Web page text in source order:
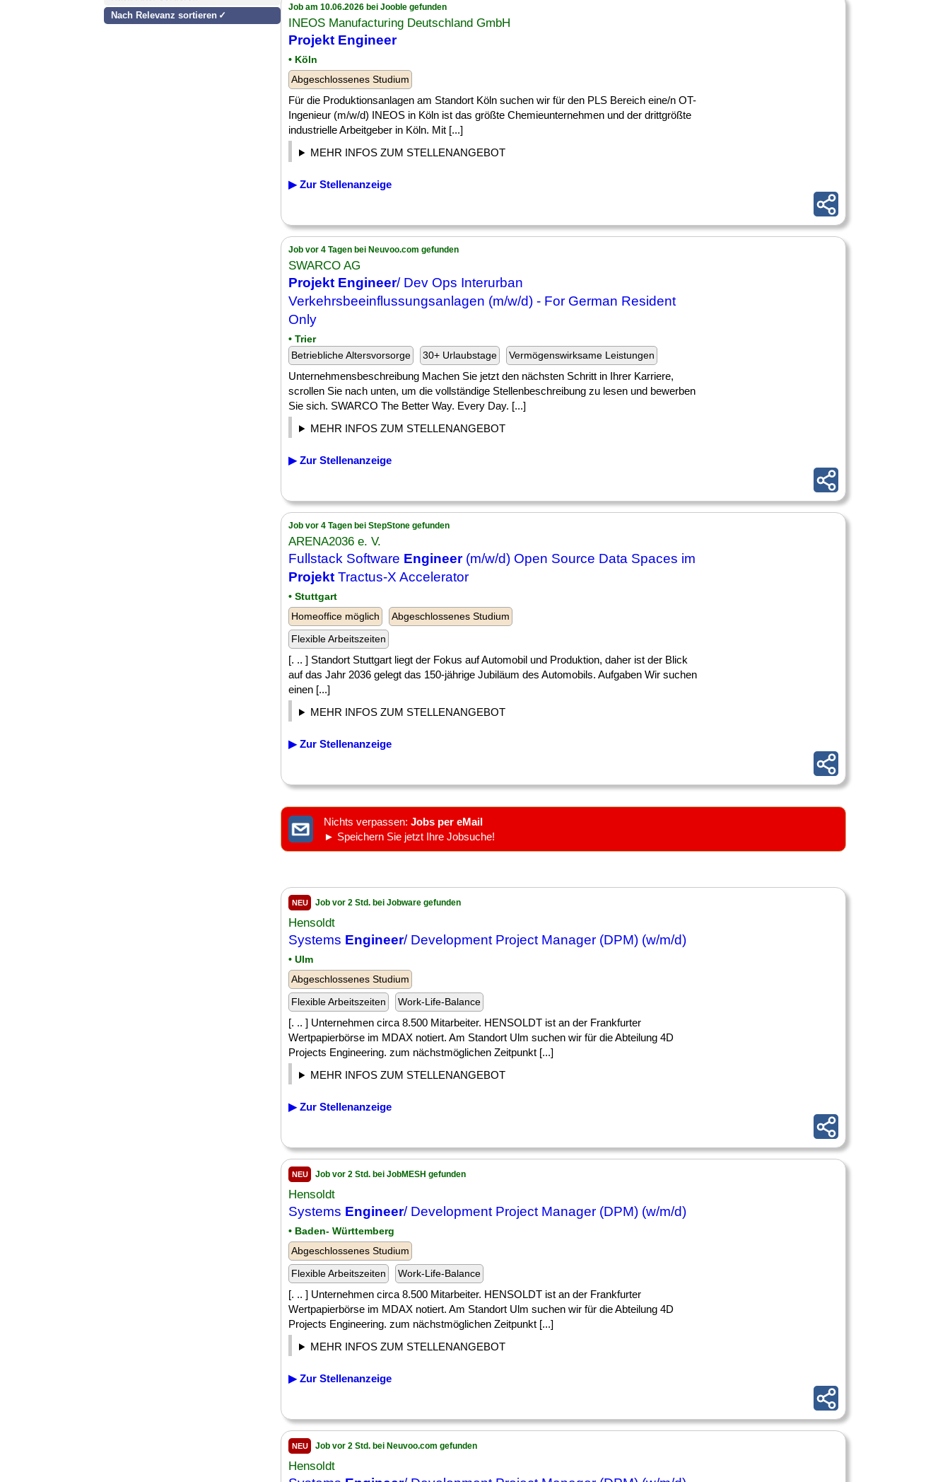
Nach Relevanz sortieren
Job am 10.06.2026 bei Jooble gefunden
INEOS Manufacturing Deutschland GmbH
Projekt Engineer
• Köln
Abgeschlossenes Studium
Für die Produktionsanlagen am Standort Köln suchen wir für den PLS Bereich eine/n OT-
Ingenieur (m/w/d) INEOS in Köln ist das größte Chemieunternehmen und der drittgrößte
industrielle Arbeitgeber in Köln. Mit [...]
MEHR INFOS ZUM STELLENANGEBOT
▶ Zur Stellenanzeige
Job vor 4 Tagen bei Neuvoo.com gefunden
SWARCO AG
Projekt Engineer/ Dev Ops Interurban
Verkehrsbeeinflussungsanlagen (m/w/d) - For German Resident
Only
• Trier
Betriebliche Altersvorsorge
30+ Urlaubstage Vermögenswirksame Leistungen
Unternehmensbeschreibung Machen Sie jetzt den nächsten Schritt in Ihrer Karriere,
scrollen Sie nach unten, um die vollständige Stellenbeschreibung zu lesen und bewerben
Sie sich. SWARCO The Better Way. Every Day. [...]
MEHR INFOS ZUM STELLENANGEBOT
▶ Zur Stellenanzeige
Job vor 4 Tagen bei StepStone gefunden
ARENA2036 e. V.
Fullstack Software Engineer(m/w/d) Open Source Data Spaces im
Projekt Tractus-X Accelerator
• Stuttgart
Homeoffice möglich
Abgeschlossenes Studium
Flexible Arbeitszeiten
[. .. ] Standort Stuttgart liegt der Fokus auf Automobil und Produktion, daher ist der Blick
auf das Jahr 2036 gelegt das 150-jährige Jubiläum des Automobils. Aufgaben Wir suchen
einen [...]
MEHR INFOS ZUM STELLENANGEBOT
▶ Zur Stellenanzeige
Nichts verpassen: Jobs per eMail
► Speichern Sie jetzt Ihre Jobsuche!
NEU Job vor 2 Std. bei Jobware gefunden
Hensoldt
Systems Engineer/ Development Project Manager (DPM) (w/m/d)
• Ulm
Abgeschlossenes Studium
Flexible Arbeitszeiten
Work-Life-Balance
[. .. ] Unternehmen circa 8.500 Mitarbeiter. HENSOLDT ist an der Frankfurter
Wertpapierbörse im MDAX notiert. Am Standort Ulm suchen wir für die Abteilung 4D
Projects Engineering. zum nächstmöglichen Zeitpunkt [...]
MEHR INFOS ZUM STELLENANGEBOT
▶ Zur Stellenanzeige
NEU Job vor 2 Std. bei JobMESH gefunden
Hensoldt
Systems Engineer/ Development Project Manager (DPM) (w/m/d)
• Baden- Württemberg
Abgeschlossenes Studium
Flexible Arbeitszeiten
Work-Life-Balance
[. .. ] Unternehmen circa 8.500 Mitarbeiter. HENSOLDT ist an der Frankfurter
Wertpapierbörse im MDAX notiert. Am Standort Ulm suchen wir für die Abteilung 4D
Projects Engineering. zum nächstmöglichen Zeitpunkt [...]
MEHR INFOS ZUM STELLENANGEBOT
▶ Zur Stellenanzeige
NEU Job vor 2 Std. bei Neuvoo.com gefunden
Hensoldt